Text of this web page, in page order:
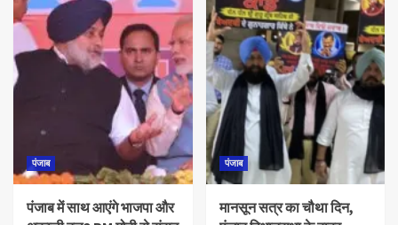
पंजाब
पंजाब में साथ आएंगे भाजपा और
पंजाब
मानसून सत्र का चौथा दिन,